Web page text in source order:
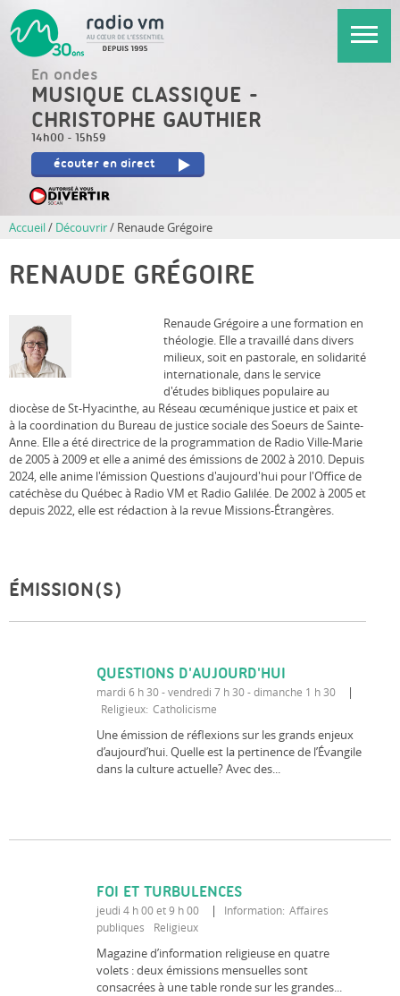
au
contenu
En ondes
MUSIQUE CLASSIQUE -
CHRISTOPHE GAUTHIER
14h00 - 15h59
écouter en direct
Accueil/ Découvrir/ Renaude Grégoire
RENAUDE GRÉGOIRE
Renaude Grégoire a une formation en
théologie. Elle a travaillé dans divers
milieux, soit en pastorale, en solidarité
internationale, dans le service
d'études bibliques populaire au
diocèse de St-Hyacinthe, au Réseau œcuménique justice et paix et
à la coordination du Bureau de justice sociale des Soeurs de Sainte-
Anne. Elle a été directrice de la programmation de Radio Ville-Marie
de 2005 à 2009 et elle a animé des émissions de 2002 à 2010. Depuis
2024, elle anime l'émission Questions d'aujourd'hui pour l'Office de
catéchèse du Québec à Radio VM et Radio Galilée. De 2002 à 2005 et
depuis 2022, elle est rédaction à la revue Missions-Étrangères.
ÉMISSION(S)
QUESTIONS D'AUJOURD'HUI
mardi 6 h 30 - vendredi 7 h 30 - dimanche 1 h 30
Religieux Catholicisme
Une émission de réflexions sur les grands enjeux
d’aujourd’hui. Quelle est la pertinence de l’Évangile
dans la culture actuelle? Avec des...
FOI ET TURBULENCES
jeudi 4 h 00 et 9 h 00 Information Affaires
publiques
Religieux
Magazine d’information religieuse en quatre
volets : deux émissions mensuelles sont
consacrées à une table ronde sur les grandes...